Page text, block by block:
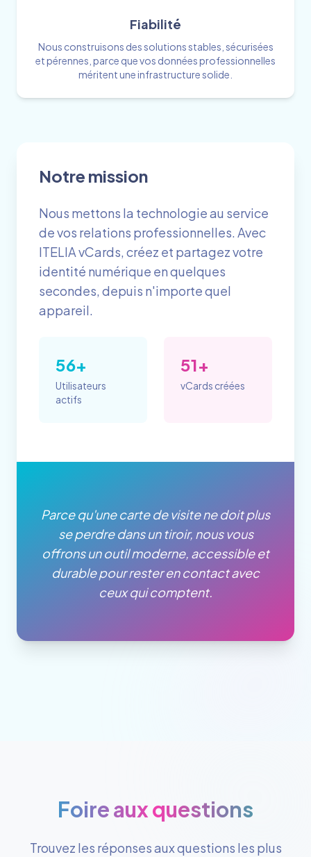
Fiabilité
Nous construisons des solutions stables, sécurisées
et pérennes, parce que vos données professionnelles
méritent une infrastructure solide.
Notre mission
Nous mettons la technologie au service
de vos relations professionnelles. Avec
ITELIA vCards, créez et partagez votre
identité numérique en quelques
secondes, depuis n'importe quel
appareil.
56+
Utilisateurs
actifs
51+
vCards créées
Parce qu'une carte de visite ne doit plus
se perdre dans un tiroir, nous vous
offrons un outil moderne, accessible et
durable pour rester en contact avec
ceux qui comptent.
Foire aux questions
Trouvez les réponses aux questions les plus